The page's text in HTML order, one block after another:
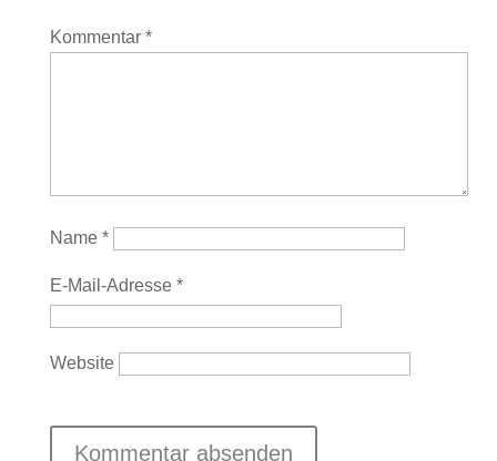
Kommentar *
Name *
E-Mail-Adresse *
Website